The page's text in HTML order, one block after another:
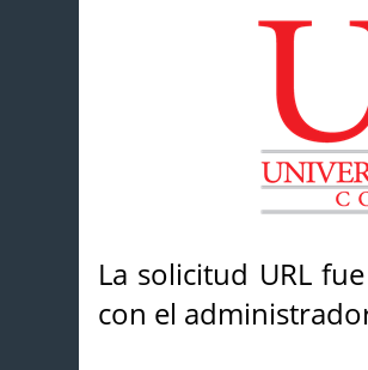
La solicitud URL
con el